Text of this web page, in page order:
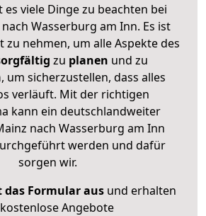
es viele Dinge zu beachten bei
Wasserburg am Inn. Es ist
zu nehmen, um alle Aspekte des
zu planen und zu
, um sicherzustellen, dass alles
verläuft. Mit der richtigen
kann ein deutschlandweiter
nach Wasserburg am Inn
werden und dafür
sorgen wir.
das Formular ausund erhalten
Angebote